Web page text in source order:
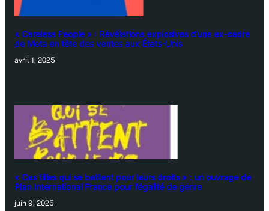
« Careless People » : Révélations explosives d’une ex-cadre
de Meta en tête des ventes aux États-Unis
avril 1, 2025
« Ces filles qui se battent pour leurs droits » : un ouvrage de
Plan International France pour l’égalité de genre
juin 9, 2025